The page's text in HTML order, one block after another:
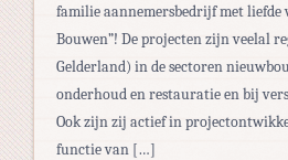
familie aannemersbedrijf met liefde
Bouwen”! De projecten zijn veelal
Gelderland) in de sectoren
onderhoud en restauratie en bij
Ook zijn zij actief in
functie van […]